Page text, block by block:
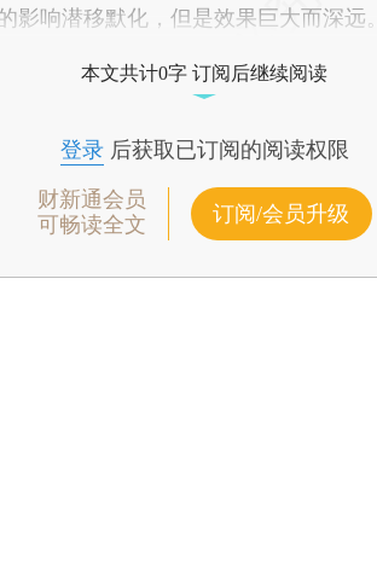
影响潜移默化，但是效果巨大而深远。
本文共计0字 订阅后继续阅读
登录后获取已订阅的阅读权限
财新通会员
可畅读全文
订阅/会员升级